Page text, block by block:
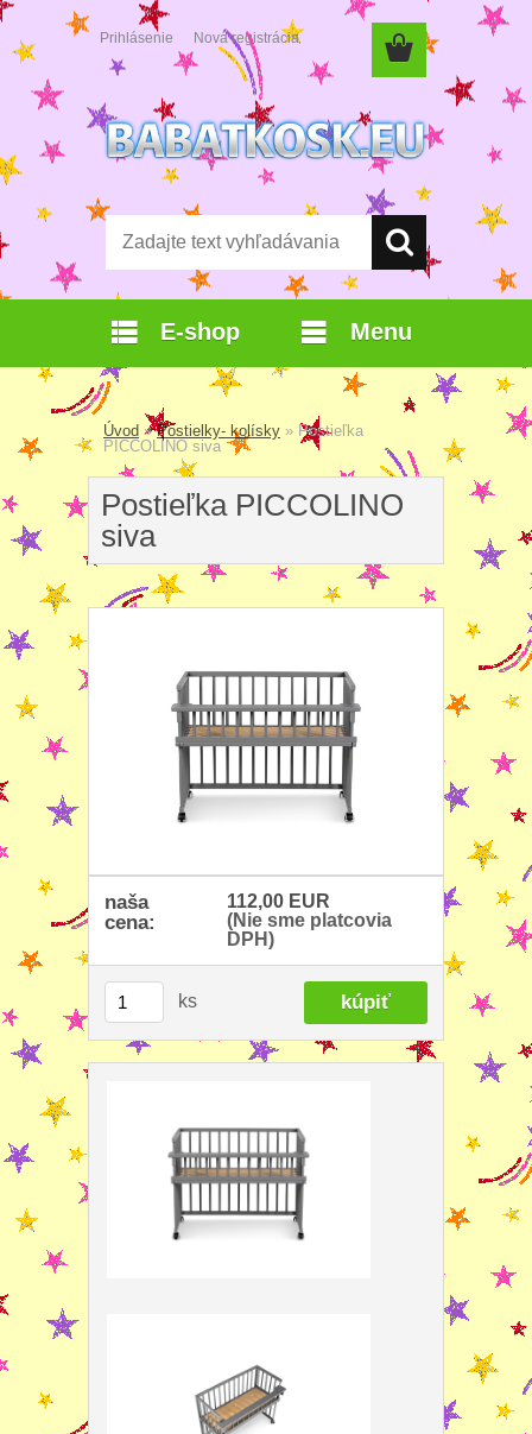
Prihlásenie Nová registrácia
E-shop Menu
Úvod » Postielky- kolísky » Postieľka
PICCOLINO siva
Postieľka PICCOLINO
siva
naša
cena:
112,00 EUR
(Nie sme platcovia
DPH)
ks